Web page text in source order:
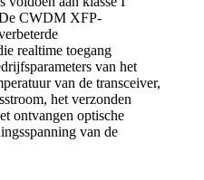
CWDM XFP-
realtime toegang
van het
van de transceiver,
het verzonden
ontvangen optische
van de